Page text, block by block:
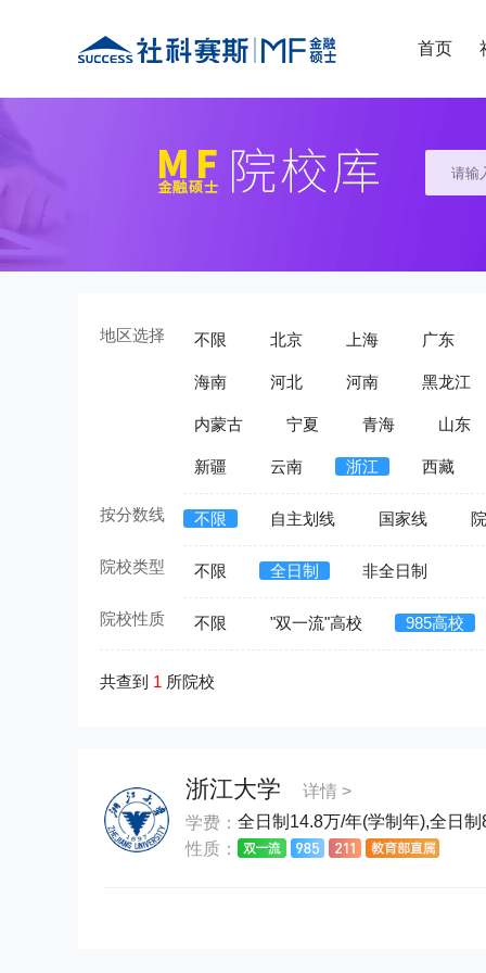
首页
地区选择 不限 北京 上海 广东
海南 河北 河南 黑龙江
内蒙古 宁夏 青海 山东
新疆 云南 浙江 西藏
按分数线 不限 自主划线 国家线
院校类型 不限 全日制 非全日制
院校性质 不限 "双一流"高校 985高校
共查到 1 所院校
浙江大学
详情 >
学费： 全日制14.8万/年(学制年),全日
性质：